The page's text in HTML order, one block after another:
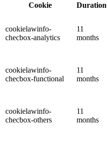
Cookie
Duration
cookielawinfo-
checbox-analytics
11
months
cookielawinfo-
checbox-functional
11
months
cookielawinfo-
checbox-others
11
months